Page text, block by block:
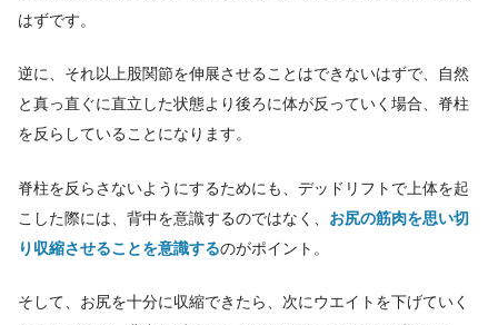
はずです。
逆に、それ以上股関節を伸展させることはできないはずで、自然
と真っ直ぐに直立した状態より後ろに体が反っていく場合、脊柱
を反らしていることになります。
脊柱を反らさないようにするためにも、デッドリフトで上体を起
こした際には、背中を意識するのではなく、 お尻の筋肉を思い切
り収縮させることを意識するのがポイント。
そして、お尻を十分に収縮できたら、次にウエイトを下げていく